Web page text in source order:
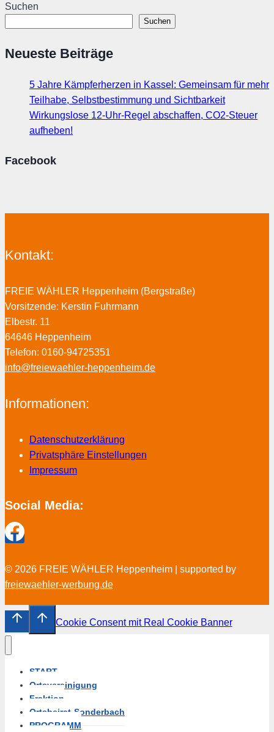
Suchen
Suchen
Neueste Beiträge
5 Jahre Kämpferherzen in Kassel: Gemeinsam für mehr
Teilhabe, Selbstbestimmung und Sichtbarkeit
Wirkungslose 12-Uhr-Regel abschaffen, CO2-Steuer
aufheben!
Facebook
Kontakt:
FREIE WÄHLER Heppenheim (Bergstraße)
Vorsitzende: Kerstin Fuhrmann
Elbestr. 11
64646 Heppenheim
Telefon: 0160-94725351
info@freiewaehler-heppenheim.de
Informationen:
Datenschutzerklärung
Privatsphäre Einstellungen
Impressum
Social Media:
© 2026 FREIE WÄHLER Heppenheim | supported by
freiewaehler-werbung.de
Cookie Consent mit Real Cookie Banner
START
Ortsvereinigung
Fraktion
Ortsbeirat-Sonderbach
PROGRAMM